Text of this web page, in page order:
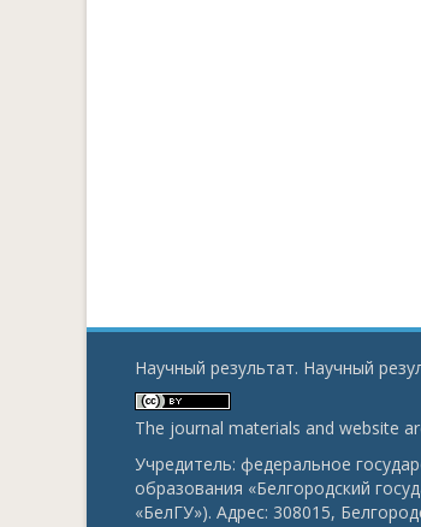
Научный результат. Научный
The journal materials and website
Учредитель: федеральное
образования «Белгородский
«БелГУ»). Адрес: 308015,